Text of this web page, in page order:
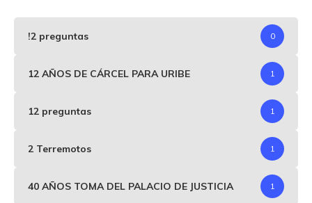
!2 preguntas 0
12 AÑOS DE CÁRCEL PARA URIBE 1
12 preguntas 1
2 Terremotos 1
40 AÑOS TOMA DEL PALACIO DE JUSTICIA 1